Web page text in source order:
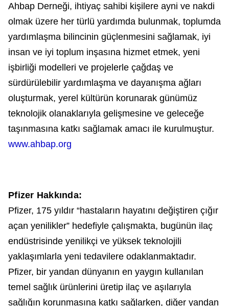
Ahbap Derneği, ihtiyaç sahibi kişilere ayni ve nakdi
olmak üzere her türlü yardımda bulunmak, toplumda
yardımlaşma bilincinin güçlenmesini sağlamak, iyi
insan ve iyi toplum inşasına hizmet etmek, yeni
işbirliği modelleri ve projelerle çağdaş ve
sürdürülebilir yardımlaşma ve dayanışma ağları
oluşturmak, yerel kültürün korunarak günümüz
teknolojik olanaklarıyla gelişmesine ve geleceğe
taşınmasına katkı sağlamak amacı ile kurulmuştur.
www.ahbap.org
Pfizer Hakkında:
Pfizer, 175 yıldır “hastaların hayatını değiştiren çığır
açan yenilikler” hedefiyle çalışmakta, bugünün ilaç
endüstrisinde yenilikçi ve yüksek teknolojili
yaklaşımlarla yeni tedavilere odaklanmaktadır.
Pfizer, bir yandan dünyanın en yaygın kullanılan
temel sağlık ürünlerini üretip ilaç ve aşılarıyla
sağlığın korunmasına katkı sağlarken, diğer yandan